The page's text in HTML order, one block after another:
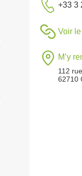
+33 3
Voir
M’y
112
62710